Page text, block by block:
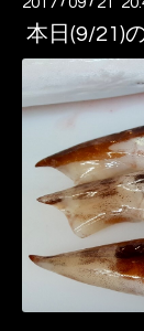
本日(9/21)